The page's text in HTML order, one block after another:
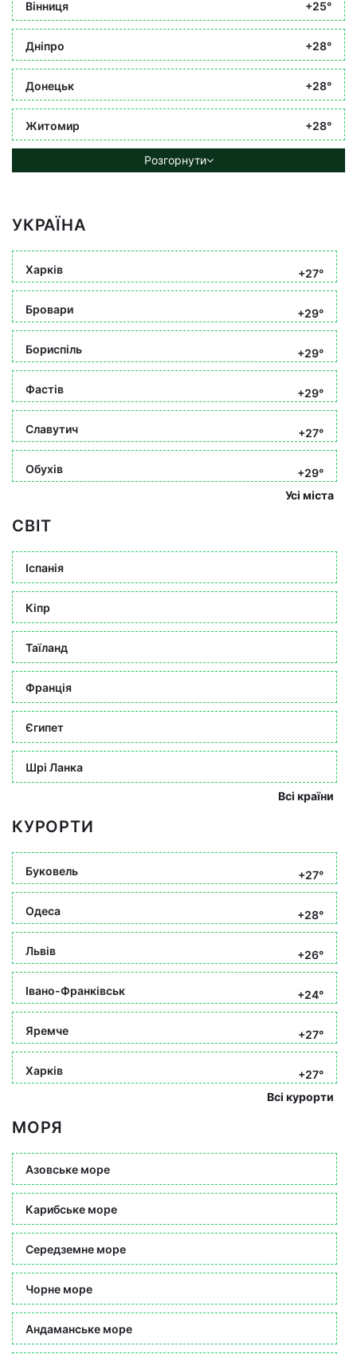
Вінниця +25°
Дніпро +28°
Донецьк +28°
Житомир +28°
Розгорнути
УКРАЇНА
Харків +27°
Бровари +29°
Бориспіль +29°
Фастів +29°
Славутич +27°
Обухів
+29°
Усі міста
СВІТ
Іспанія
Кіпр
Таїланд
Франція
Єгипет
Шрі Ланка
Всі країни
КУРОРТИ
Буковель +27°
Одеса +28°
Львів +26°
Івано-Франківськ +24°
Яремче +27°
Харків
+27°
Всі курорти
МОРЯ
Азовське море
Карибське море
Середземне море
Чорне море
Андаманське море